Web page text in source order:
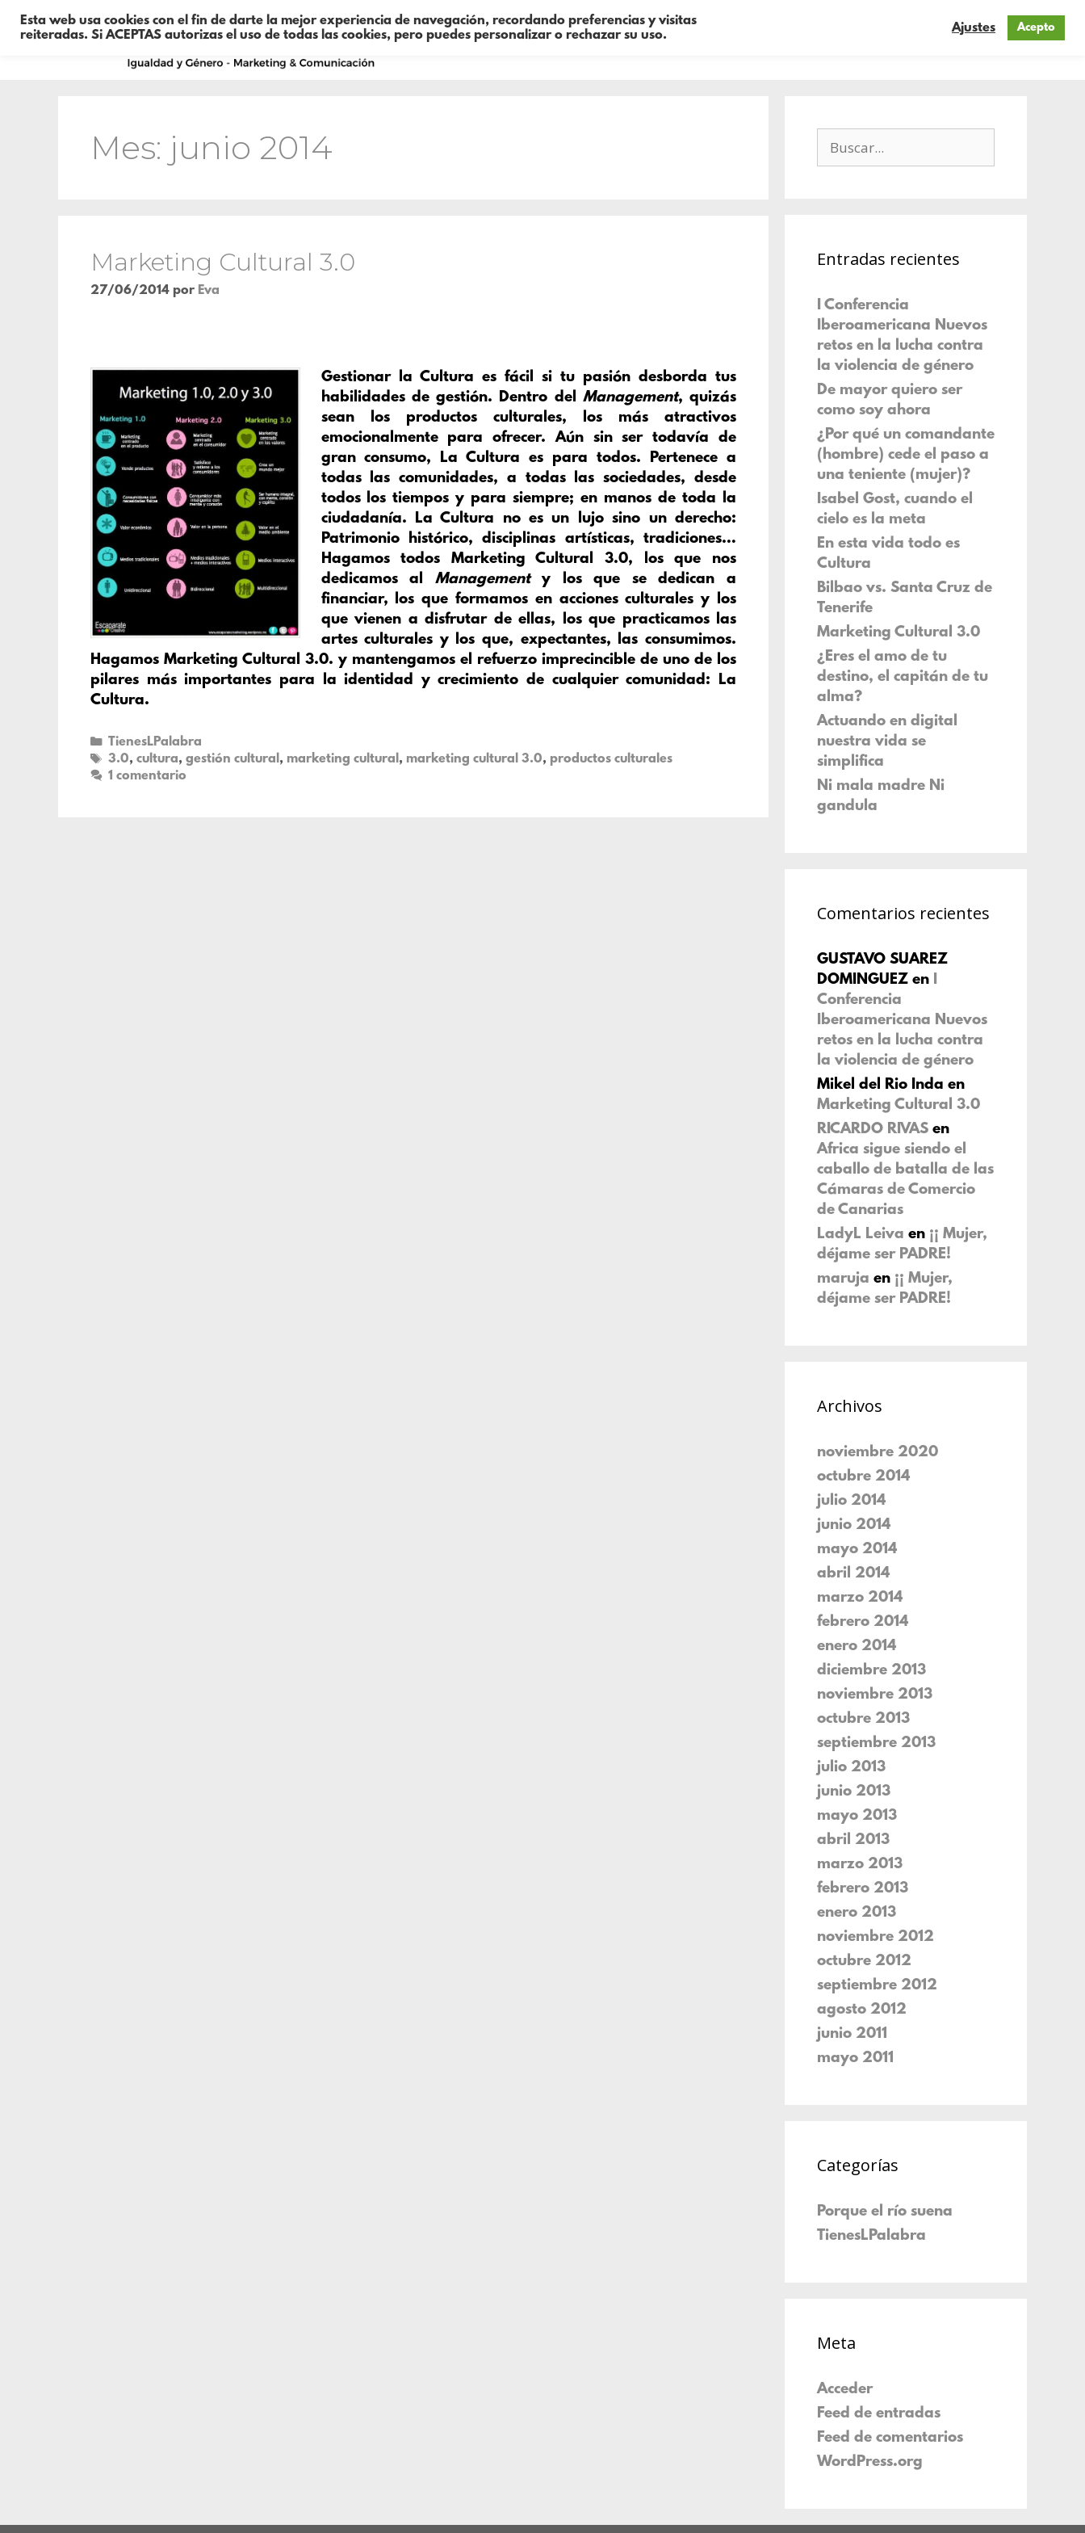
Sobre mí Consultoría Formación
Mes: junio 2014
Marketing Cultural 3.0
27/06/2014 por Eva
Gestionar la Cultura es fácil si tu pasión desborda tus
habilidades de gestión. Dentro del Management, quizás
sean los productos culturales, los más atractivos
emocionalmente para ofrecer. Aún sin ser todavía de
gran consumo, La Cultura es para todos. Pertenece a
todas las comunidades, a todas las sociedades, desde
todos los tiempos y para siempre; en manos de toda la
ciudadanía. La Cultura no es un lujo sino un derecho:
Patrimonio histórico, disciplinas artísticas, tradiciones…
Hagamos todos Marketing Cultural 3.0, los que nos
dedicamos al Managementy los que se dedican a
financiar, los que formamos en acciones culturales y los
que vienen a disfrutar de ellas, los que practicamos las
artes culturales y los que, expectantes, las consumimos.
Hagamos Marketing Cultural 3.0. y mantengamos el refuerzo imprecincible de uno de los
pilares más importantes para la identidad y crecimiento de cualquier comunidad: La
Cultura.
TienesLPalabra
3.0, cultura, gestión cultural, marketing cultural, marketing cultural 3.0, productos culturales
1 comentario
Entradas recientes
I Conferencia
Iberoamericana Nuevos
retos en la lucha contra
la violencia de género
De mayor quiero ser
como soy ahora
¿Por qué un comandante
(hombre) cede el paso a
una teniente (mujer)?
Isabel Gost, cuando el
cielo es la meta
En esta vida todo es
Cultura
Bilbao vs. Santa Cruz de
Tenerife
Marketing Cultural 3.0
¿Eres el amo de tu
destino, el capitán de tu
alma?
Actuando en digital
nuestra vida se
simplifica
Ni mala madre Ni
gandula
Comentarios recientes
GUSTAVO SUAREZ
DOMINGUEZ en I
Conferencia
Iberoamericana Nuevos
retos en la lucha contra
la violencia de género
Mikel del Rio Inda en
Marketing Cultural 3.0
RICARDO RIVAS en
Africa sigue siendo el
caballo de batalla de las
Cámaras de Comercio
de Canarias
LadyL Leiva en ¡¡ Mujer,
déjame ser PADRE!
maruja en ¡¡ Mujer,
déjame ser PADRE!
Archivos
noviembre 2020
octubre 2014
julio 2014
junio 2014
mayo 2014
abril 2014
marzo 2014
febrero 2014
enero 2014
diciembre 2013
noviembre 2013
octubre 2013
septiembre 2013
julio 2013
junio 2013
mayo 2013
abril 2013
marzo 2013
febrero 2013
enero 2013
noviembre 2012
octubre 2012
septiembre 2012
agosto 2012
junio 2011
mayo 2011
Categorías
Porque el río suena
TienesLPalabra
Meta
Acceder
Feed de entradas
Feed de comentarios
WordPress.org
Esta web usa cookies con el fin de darte la mejor experiencia de navegación, recordando preferencias y visitas
reiteradas. Si ACEPTAS autorizas el uso de todas las cookies, pero puedes personalizar o rechazar su uso.
Ajustes Acepto